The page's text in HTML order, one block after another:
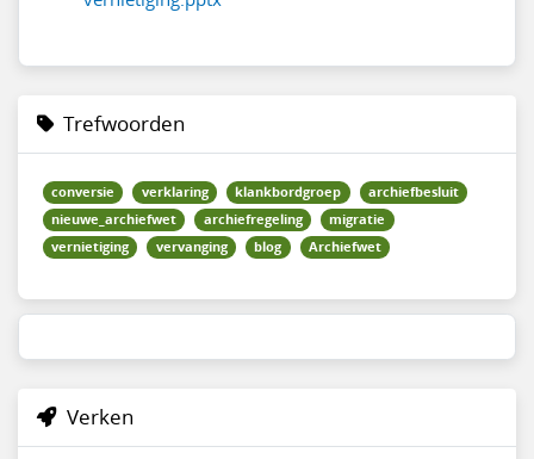
Trefwoorden
conversie verklaring klankbordgroep
archiefbesluit
nieuwe_archiefwet
archiefregeling
migratie
vernietiging
vervanging blog Archiefwet
Verken